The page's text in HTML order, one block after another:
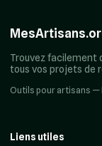
Trouvez facilement
tous vos projets de
Outils pour artisans —
Liens utiles